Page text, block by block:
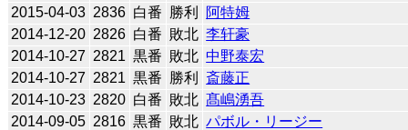
2015-04-03 2836 白番 勝利
阿特姆
2014-12-20 2826 白番 敗北 李轩豪
2014-10-27 2821 黒番 敗北 中野泰宏
2014-10-27 2821 黒番 勝利
斎藤正
2014-10-23 2820 白番 敗北 髙嶋湧吾
2014-09-05 2816 黒番 敗北 パボル・リージー